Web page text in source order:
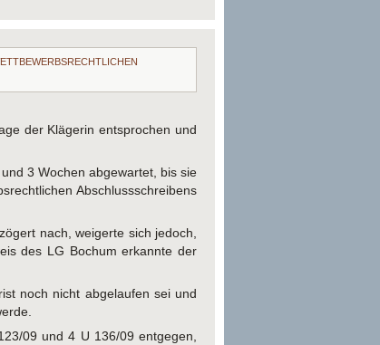
der Klägerin entsprochen und
3 Wochen abgewartet, bis sie
Abschlussschreibens
nach, weigerte sich jedoch,
des LG Bochum erkannte der
noch nicht abgelaufen sei und
09 und 4 U 136/09 entgegen,